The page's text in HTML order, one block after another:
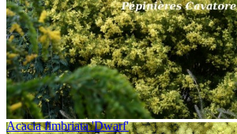
Acacia fimbriata 'Dwarf'